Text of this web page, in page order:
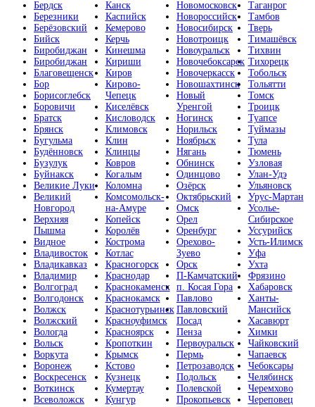
Бердск
Березники
Берёзовский
Бийск
Биробиджан
Биробиджан
Благовещенск
Бор
Борисоглебск
Боровичи
Братск
Брянск
Бугульма
Будённовск
Бузулук
Буйнакск
Великие Луки
Великий
Новгород
Верхняя
Пышма
Видное
Владивосток
Владикавказ
Владимир
Волгоград
Волгодонск
Волжск
Волжский
Вологда
Вольск
Воркута
Воронеж
Воскресенск
Воткинск
Всеволожск
Канск
Каспийск
Кемерово
Керчь
Кинешма
Кириши
Киров
Кирово-
Чепецк
Киселёвск
Кисловодск
Климовск
Клин
Клинцы
Ковров
Когалым
Коломна
Комсомольск-
на-Амуре
Копейск
Королёв
Кострома
Котлас
Красногорск
Краснодар
Краснокаменск
Краснокамск
Краснотурьинск
Красноуфимск
Красноярск
Кропоткин
Крымск
Кстово
Кузнецк
Кумертау
Кунгур
Новомосковск
Новороссийск
Новосибирск
Новотроицк
Новоуральск
Новочебоксарск
Новочеркасск
Новошахтинск
Новый
Уренгой
Ногинск
Норильск
Ноябрьск
Нягань
Обнинск
Одинцово
Озёрск
Октябрьский
Омск
Орел
Оренбург
Орехово-
Зуево
Орск
П-Камчатский
п. Косая Гора
Павлово
Павловский
Посад
Пенза
Первоуральск
Пермь
Петрозаводск
Подольск
Полевской
Прокопьевск
Таганрог
Тамбов
Тверь
Тимашёвск
Тихвин
Тихорецк
Тобольск
Тольятти
Томск
Троицк
Туапсе
Туймазы
Тула
Тюмень
Узловая
Улан-Удэ
Ульяновск
Урус-Мартан
Усолье-
Сибирское
Уссурийск
Усть-Илимск
Уфа
Ухта
Фрязино
Хабаровск
Ханты-
Мансийск
Хасавюрт
Химки
Чайковский
Чапаевск
Чебоксары
Челябинск
Черемхово
Череповец